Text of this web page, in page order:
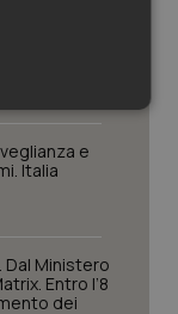
rinvio
e
Italia
Dal Ministero
Entro l’8
dei